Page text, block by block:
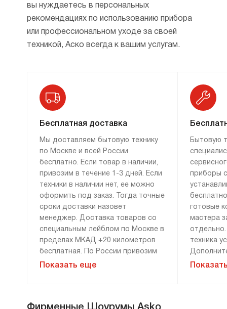
энергоэффективности.
Некоторые модели могут иметь суффиксы,
указывающие на специальные функции или
особенности, такие как низкий уровень
на защиту тканей. Таким образом, вся
система именования машин создана в
функциональности, позволяя пользователям
легко ориентироваться в ассортименте и
нуждам и предпочтениям.
Согласно спецификациям, использует
передовые технологии, такие как система
контроля влажности и возможность
двойной сушки, что позволяет
максимизировать эффективность сушки и
сократить потребление энергии. Эти
функции делают сушильные машины Asko не
современных условиях.
вы нуждаетесь в персональных
рекомендациях по использованию прибора
или профессиональном уходе за своей
техникой, Аско всегда к вашим услугам.
Бесплатная доставка
Мы доставляем бытовую технику
по Москве и всей России
бесплатно. Если товар в наличии,
привозим в течение 1-3 дней. Если
техники в наличии нет, ее можно
оформить под заказ. Тогда точные
сроки доставки назовет
менеджер. Доставка товаров со
специальным лейблом по Москве в
пределах МКАД +20 километров
бесплатная. По России привозим
технику бесплатно, если сумма
предоплате. Дополнительные
Показать еще
Бытовую
приборы
готовые
мастера
техника